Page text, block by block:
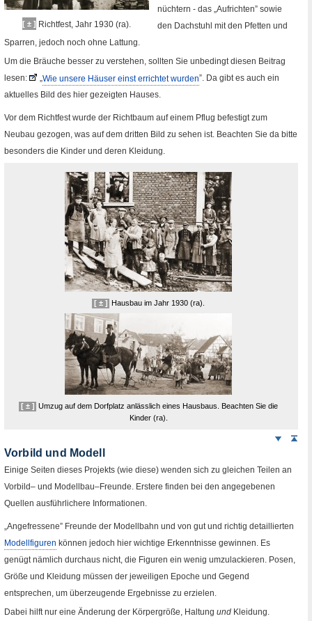
[ ± ] Richtfest, Jahr 1930 (ra).
nüchtern - das „Aufrichten” sowie
den Dachstuhl mit den Pfetten und
Sparren, jedoch noch ohne Lattung.
Um die Bräuche besser zu verstehen, sollten Sie unbedingt diesen Beitrag
lesen:
Fremde
Seite
„Wie unsere Häuser einst errichtet wurden”. Da gibt es auch ein
aktuelles Bild des hier gezeigten Hauses.
Vor dem Richtfest wurde der Richtbaum auf einem Pflug befestigt zum
Neubau gezogen, was auf dem dritten Bild zu sehen ist. Beachten Sie da bitte
besonders die Kinder und deren Kleidung.
[ ± ] Hausbau im Jahr 1930 (ra).
[ ± ] Umzug auf dem Dorfplatz anlässlich eines Hausbaus. Beachten Sie die
Kinder (ra).
Weiter
Vorbild und Modell
Einige Seiten dieses Projekts (wie diese) wenden sich zu gleichen Teilen an
Vorbild– und Modellbau–Freunde. Erstere finden bei den angegebenen
Quellen ausführlichere Informationen.
„Angefressene” Freunde der Modellbahn und von gut und richtig detaillierten
Modellfiguren können jedoch hier wichtige Erkenntnisse gewinnen. Es
genügt nämlich durchaus nicht, die Figuren ein wenig umzulackieren. Posen,
Größe und Kleidung müssen der jeweiligen Epoche und Gegend
entsprechen, um überzeugende Ergebnisse zu erzielen.
Dabei hilft nur eine Änderung der Körpergröße, Haltung und Kleidung.